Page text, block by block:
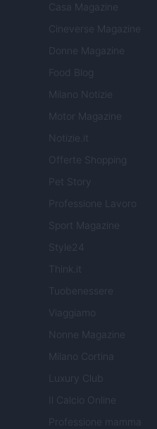
Casa Magazine
Cineverse Magazine
Donne Magazine
Food Blog
Milano Notizie
Motor Magazine
Notizie.it
Offerte Shopping
Pet Story
Professione Lavoro
Sport Magazine
Style24
Think.it
Tuobenessere
Viaggiamo
Nonne Magazine
Milano Cortina
Luxury Club
Il Calcio Online
Professione mamma